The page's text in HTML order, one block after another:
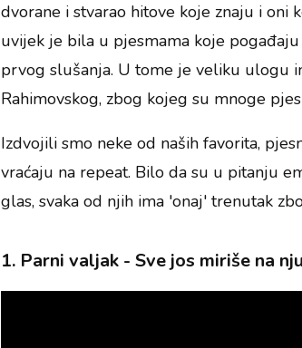
dvorane i stvarao hitove koje znaju i oni
uvijek je bila u pjesmama koje
prvog slušanja. U tome je veliku ulogu
Rahimovskog, zbog kojeg su mnoge
Izdvojili smo neke od naših favorita,
vraćaju na repeat. Bilo da su u pitanju
glas, svaka od njih ima 'onaj' trenutak
1. Parni valjak - Sve jos miriše na nju